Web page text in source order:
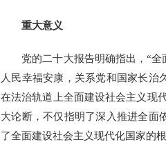
重大意义
党的二十大报告明确指出，“全
人民幸福安康，关系党和国家长治
在法治轨道上全面建设社会主义现
大论断，不仅指明了深入推进全面
了全面建设社会主义现代化国家的